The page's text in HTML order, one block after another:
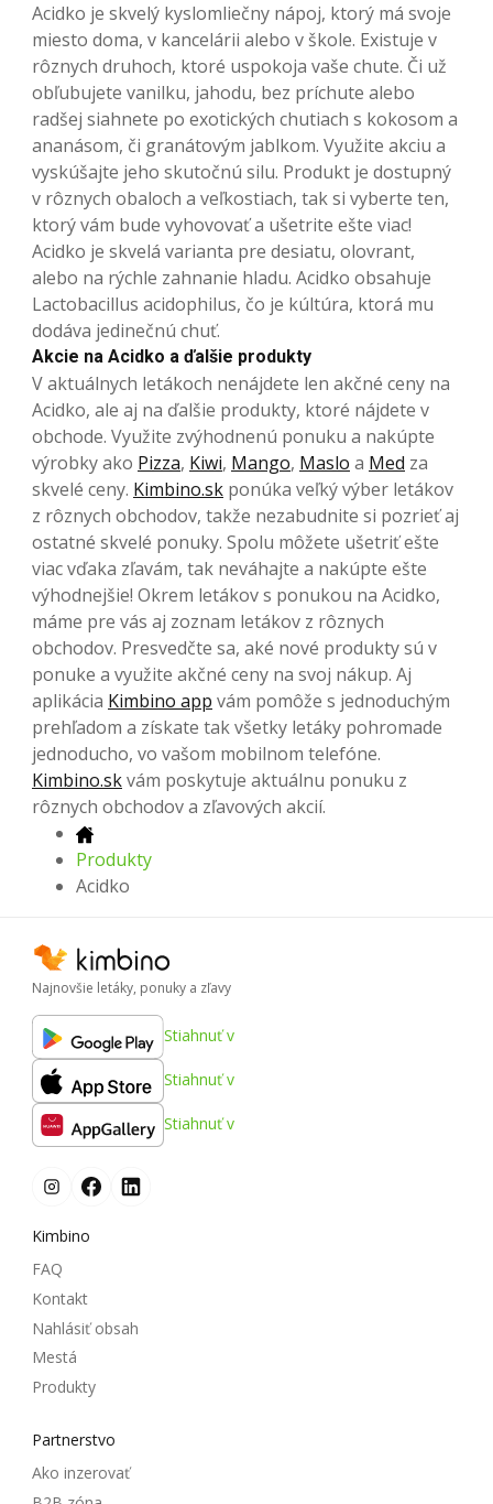
Acidko je skvelý kyslomliečny nápoj, ktorý má svoje
miesto doma, v kancelárii alebo v škole. Existuje v
rôznych druhoch, ktoré uspokoja vaše chute. Či už
obľubujete vanilku, jahodu, bez príchute alebo
radšej siahnete po exotických chutiach s kokosom a
ananásom, či granátovým jablkom. Využite akciu a
vyskúšajte jeho skutočnú silu. Produkt je dostupný
v rôznych obaloch a veľkostiach, tak si vyberte ten,
ktorý vám bude vyhovovať a ušetrite ešte viac!
Acidko je skvelá varianta pre desiatu, olovrant,
alebo na rýchle zahnanie hladu. Acidko obsahuje
Lactobacillus acidophilus, čo je kúltúra, ktorá mu
dodáva jedinečnú chuť.
Akcie na Acidko a ďalšie produkty
V aktuálnych letákoch nenájdete len akčné ceny na
Acidko, ale aj na ďalšie produkty, ktoré nájdete v
obchode. Využite zvýhodnenú ponuku a nakúpte
výrobky ako Pizza, Kiwi, Mango, Maslo a Med za
skvelé ceny. Kimbino.sk ponúka veľký výber letákov
z rôznych obchodov, takže nezabudnite si pozrieť aj
ostatné skvelé ponuky. Spolu môžete ušetriť ešte
viac vďaka zľavám, tak neváhajte a nakúpte ešte
výhodnejšie! Okrem letákov s ponukou na Acidko,
máme pre vás aj zoznam letákov z rôznych
obchodov. Presvedčte sa, aké nové produkty sú v
ponuke a využite akčné ceny na svoj nákup. Aj
aplikácia Kimbino app vám pomôže s jednoduchým
prehľadom a získate tak všetky letáky pohromade
jednoducho, vo vašom mobilnom telefóne.
Kimbino.skvám poskytuje aktuálnu ponuku z
rôznych obchodov a zľavových akcií.
Produkty
Acidko
Najnovšie letáky, ponuky a zľavy
Stiahnuť v
Stiahnuť v
Stiahnuť v
Kimbino
FAQ
Kontakt
Nahlásiť obsah
Mestá
Produkty
Partnerstvo
Ako inzerovať